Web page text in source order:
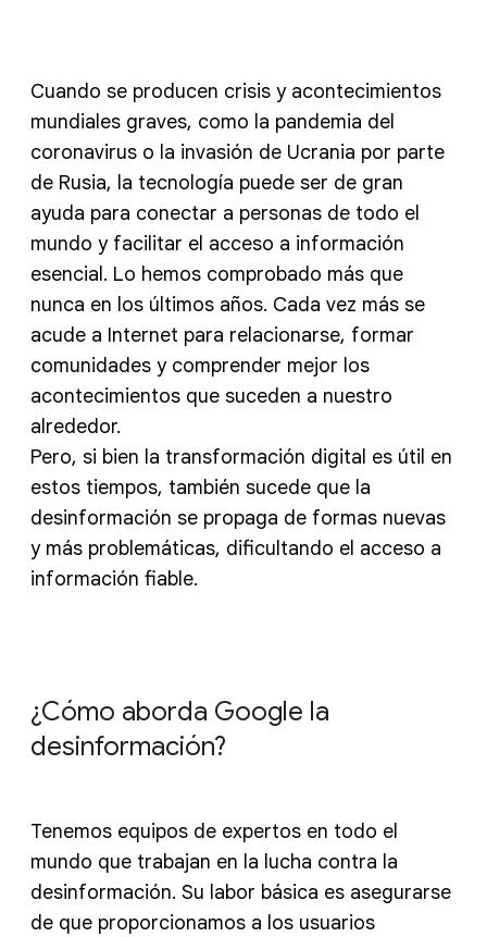
Cuando se producen crisis y acontecimientos
mundiales graves, como la pandemia del
coronavirus o la invasión de Ucrania por parte
de Rusia, la tecnología puede ser de gran
ayuda para conectar a personas de todo el
mundo y facilitar el acceso a información
esencial. Lo hemos comprobado más que
nunca en los últimos años. Cada vez más se
acude a Internet para relacionarse, formar
comunidades y comprender mejor los
acontecimientos que suceden a nuestro
alrededor.
Pero, si bien la transformación digital es útil en
estos tiempos, también sucede que la
desinformación se propaga de formas nuevas
y más problemáticas, dificultando el acceso a
información fiable.
¿Cómo aborda Google la
desinformación?
Tenemos equipos de expertos en todo el
mundo que trabajan en la lucha contra la
desinformación. Su labor básica es asegurarse
de que proporcionamos a los usuarios